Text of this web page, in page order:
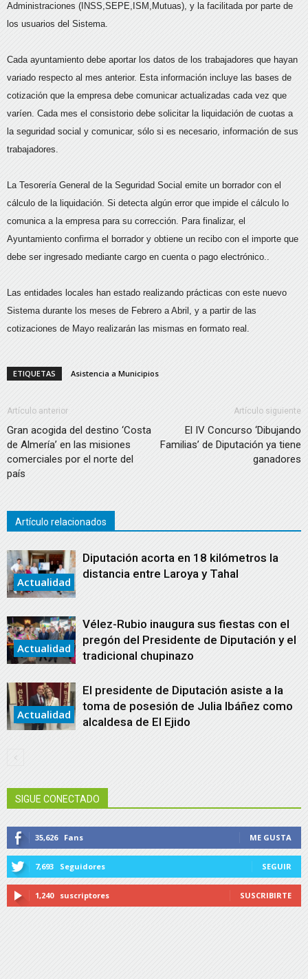
Administraciones (INSS,SEPE,ISM,Mutuas), y la facilitada por parte de
los usuarios del Sistema.
Cada ayuntamiento debe aportar los datos de los trabajadores que hayan
variado respecto al mes anterior. Esta información incluye las bases de
cotización que la empresa debe comunicar actualizadas cada vez que
varíen. Cada mes el consistorio debe solicitar la liquidación de cuotas a
la seguridad social y comunicar, sólo si es necesario, información de sus
trabajadores.
La Tesorería General de la Seguridad Social emite un borrador con el
cálculo de la liquidación. Si detecta algún error que impide el cálculo lo
comunica a la empresa para su corrección. Para finalizar, el
Ayuntamiento confirma el borrador y obtiene un recibo con el importe que
debe ser ingresado mediante cargo en cuenta o pago electrónico..
Las entidades locales han estado realizando prácticas con este nuevo
Sistema durante los meses de Febrero a Abril, y a partir de las
cotizaciones de Mayo realizarán las mismas en formato real.
ETIQUETAS Asistencia a Municipios
Artículo anterior
Gran acogida del destino ‘Costa
de Almería’ en las misiones
comerciales por el norte del
país
Artículo siguiente
El IV Concurso ‘Dibujando
Familias’ de Diputación ya tiene
ganadores
Artículo relacionados
Actualidad
Diputación acorta en 18 kilómetros la
distancia entre Laroya y Tahal
Actualidad
Vélez-Rubio inaugura sus fiestas con el
pregón del Presidente de Diputación y el
tradicional chupinazo
Actualidad
El presidente de Diputación asiste a la
toma de posesión de Julia Ibáñez como
alcaldesa de El Ejido
SIGUE CONECTADO
35,626 Fans ME GUSTA
7,693 Seguidores SEGUIR
1,240 suscriptores SUSCRIBIRTE